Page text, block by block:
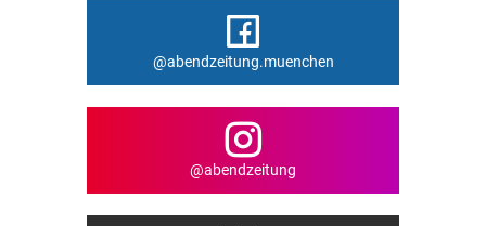
@abendzeitung.muenchen
@abendzeitung